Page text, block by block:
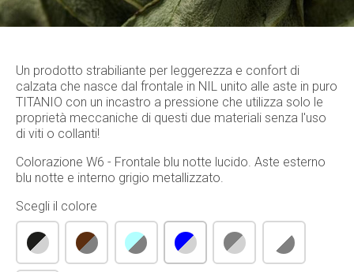
Un prodotto strabiliante per leggerezza e confort di
calzata che nasce dal frontale in NIL unito alle aste in puro
TITANIO con un incastro a pressione che utilizza solo le
proprietà meccaniche di questi due materiali senza l'uso
di viti o collanti!
Colorazione W6 - Frontale blu notte lucido. Aste esterno
blu notte e interno grigio metallizzato.
Scegli il colore